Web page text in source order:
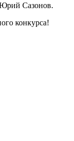
Сазонов.
конкурса!